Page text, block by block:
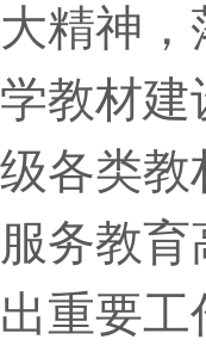
大精神
学教材建
级各类教
服务教
出重要